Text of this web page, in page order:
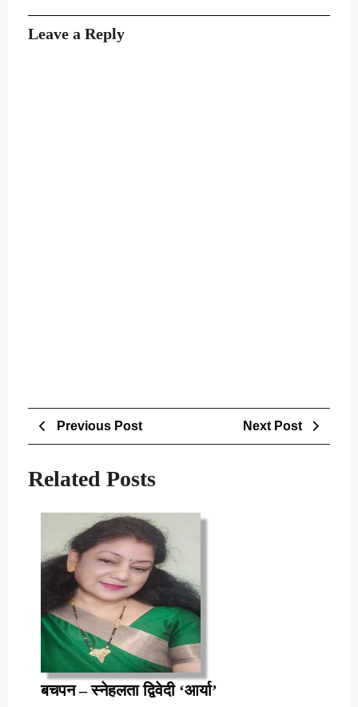
Leave a Reply
Post
navigation
Previous PostPrevious
Next Post
Related Posts
बचपन – स्नेहलता द्विवेदी ‘आर्या’